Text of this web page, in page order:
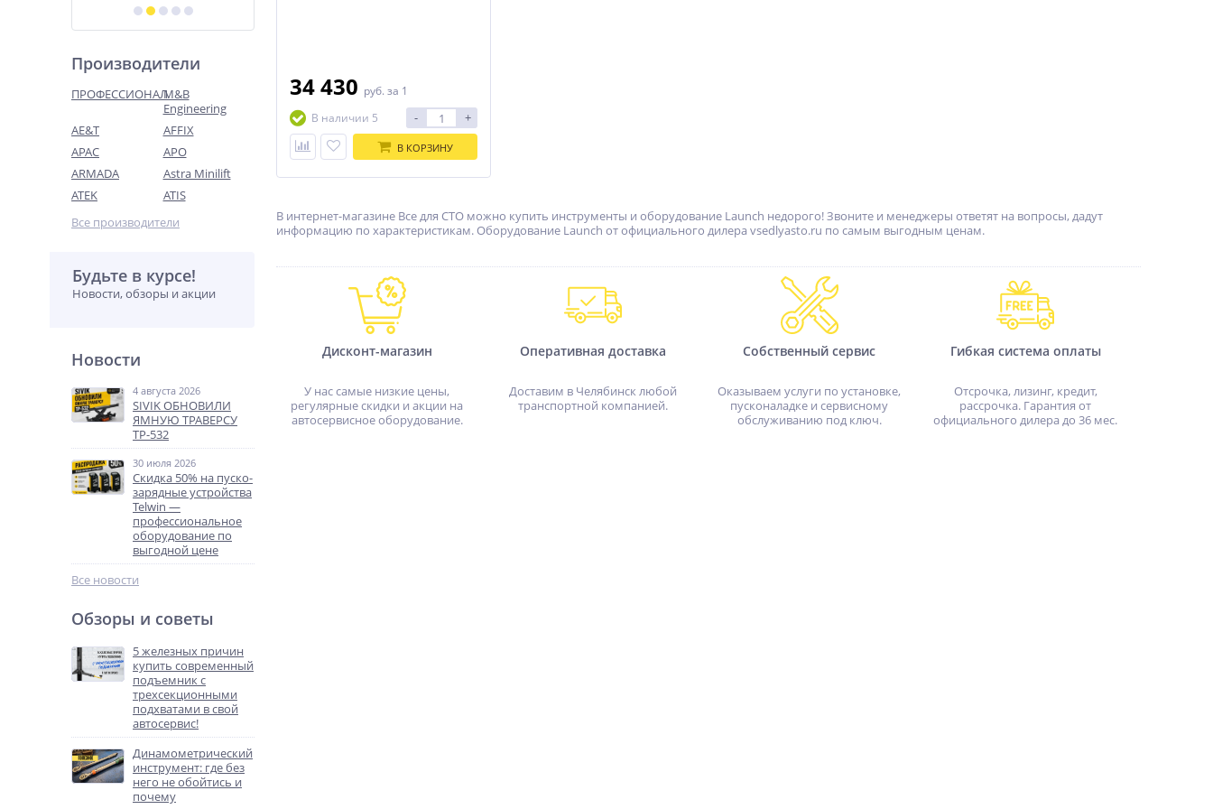
Производители
ПРОФЕССИОНАЛM&B
Engineering
AE&T
AFFIX
APAC
APO
ARMADA
Astra Minilift
ATEK
ATIS
Все производители
Будьте в курсе!
Новости, обзоры и акции
Новости
4 августа 2026
SIVIK ОБНОВИЛИ
ЯМНУЮ ТРАВЕРСУ
ТР-532
30 июля 2026
Скидка 50% на пуско-
зарядные устройства
Telwin —
профессиональное
оборудование по
выгодной цене
Все новости
Обзоры и советы
5 железных причин
купить современный
подъемник с
трехсекционными
подхватами в свой
автосервис!
Динамометрический
инструмент: где без
него не обойтись и
почему
34 430 руб. за 1
В наличии 5
- +
В КОРЗИНУ
В интернет-магазине Все для СТО можно купить инструменты и оборудование Launch недорого! Звоните и менеджеры ответят на вопросы, дадут
информацию по характеристикам. Оборудование Launch от официального дилера vsedlyasto.ru по самым выгодным ценам.
Дисконт-магазин
У нас самые низкие цены,
регулярные скидки и акции на
автосервисное оборудование.
Оперативная доставка
Доставим в Челябинск любой
транспортной компанией.
Собственный сервис
Оказываем услуги по установке,
пусконаладке и сервисному
обслуживанию под ключ.
Гибкая система оплаты
Отсрочка, лизинг, кредит,
рассрочка. Гарантия от
официального дилера до 36 мес.